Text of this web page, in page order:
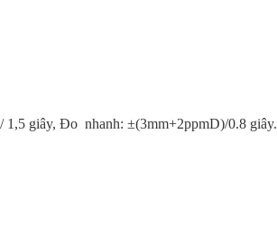
giây, Đo nhanh: ±(3mm+2ppmD)/0.8 giây.